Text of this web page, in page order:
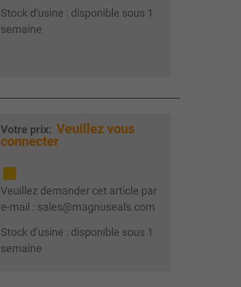
Stock d'usine : disponible sous 1
semaine
Votre prix: Veuillez vous
connecter
Veuillez demander cet article par
e-mail : sales@magnuseals.com
Stock d'usine : disponible sous 1
semaine